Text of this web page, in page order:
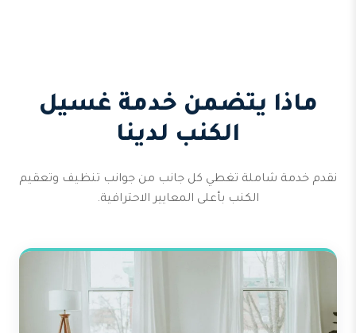
ماذا يتضمن خدمة غسيل
الكنب لدينا
نقدم خدمة شاملة تغطي كل جانب من جوانب تنظيف وتعقيم
الكنب بأعلى المعايير الاحترافية.